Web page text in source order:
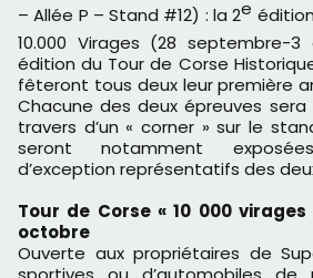
– Allée P – Stand #12) : la 2e
10.000 Virages (28 septembre-
édition du Tour de Corse
fêteront tous deux leur première
Chacune des deux épreuves sera
travers d’un « corner » sur le
seront notamment
d’exception représentatifs des
Tour de Corse « 10 000
octobre
Ouverte aux propriétaires de